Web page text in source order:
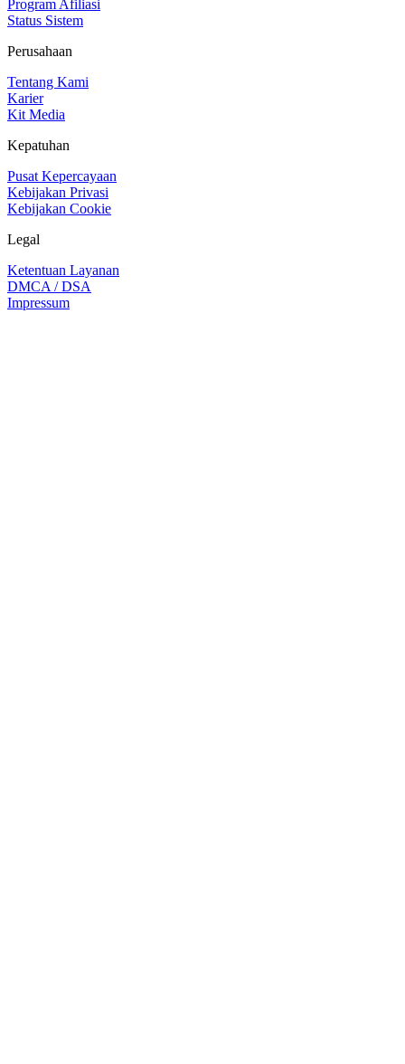
Program Afiliasi
Status Sistem
Perusahaan
Tentang Kami
Karier
Kit Media
Kepatuhan
Pusat Kepercayaan
Kebijakan Privasi
Kebijakan Cookie
Legal
Ketentuan Layanan
DMCA / DSA
Impressum